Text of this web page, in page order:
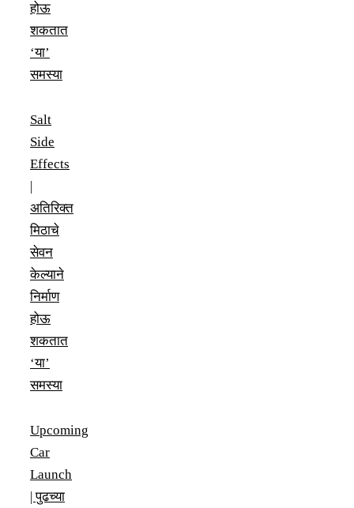
होऊ
शकतात
‘या’
समस्या
Salt
Side
Effects
अतिरिक्त
मिठाचे
सेवन
केल्याने
निर्माण
होऊ
शकतात
‘या’
समस्या
Upcoming
Car
Launch
| पुढच्या